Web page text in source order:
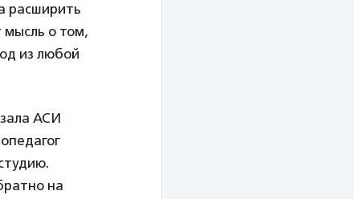
расширить
о том,
из любой
АСИ
на